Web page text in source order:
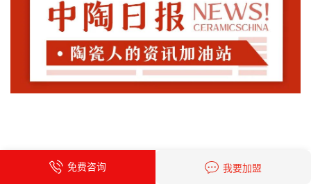
免费咨询 我要加盟